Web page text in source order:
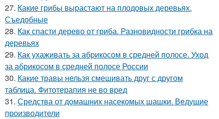
27. Какие грибы вырастают на плодовых деревьях.
Съедобные
28. Как спасти дерево от гриба. Разновидности грибка на
деревьях
29. Как ухаживать за абрикосом в средней полосе. Уход
за абрикосом в средней полосе России
30. Какие травы нельзя смешивать друг с другом
таблица. Фитотерапия не во вред
31. Средства от домашних насекомых шашки. Ведущие
производители